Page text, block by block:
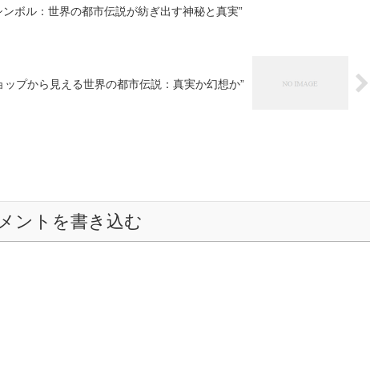
ボル：世界の都市伝説が紡ぎ出す神秘と真実”
ップから見える世界の都市伝説：真実か幻想か”
ントを書き込む